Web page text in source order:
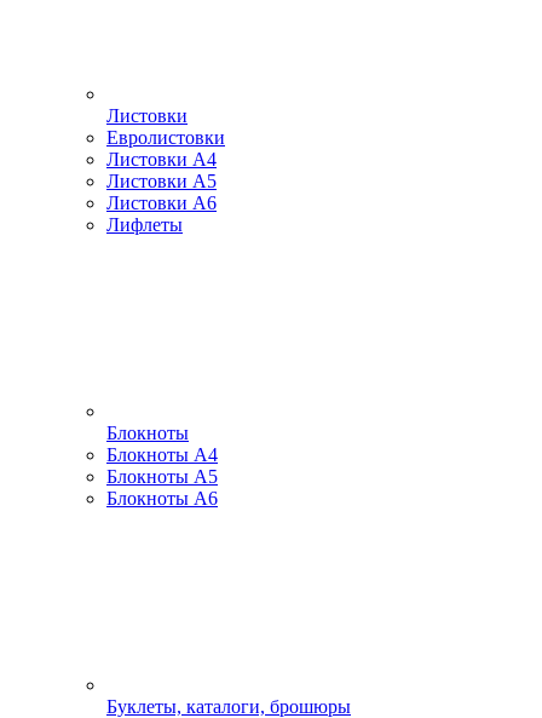
Листовки
Евролистовки
Листовки А4
Листовки А5
Листовки А6
Лифлеты
Блокноты
Блокноты А4
Блокноты А5
Блокноты А6
Буклеты, каталоги, брошюры